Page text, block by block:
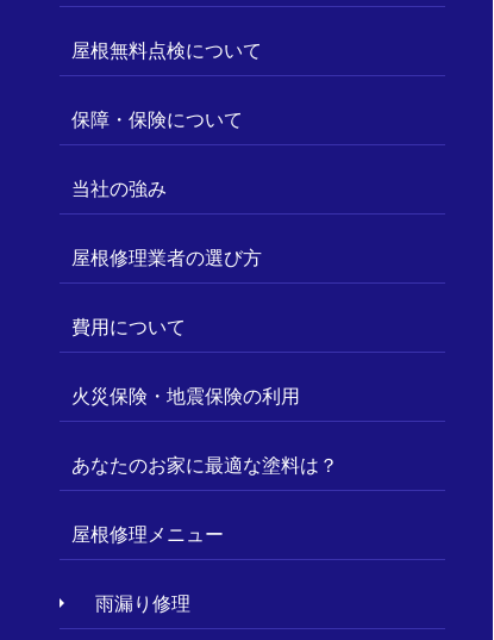
屋根無料点検について
保障・保険について
当社の強み
屋根修理業者の選び方
費用について
火災保険・地震保険の利用
あなたのお家に最適な塗料は？
屋根修理メニュー
雨漏り修理